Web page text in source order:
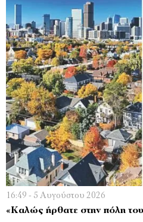
16:49 - 5 Αυγούστου 2026
«Καλώς ήρθατε στην πόλη